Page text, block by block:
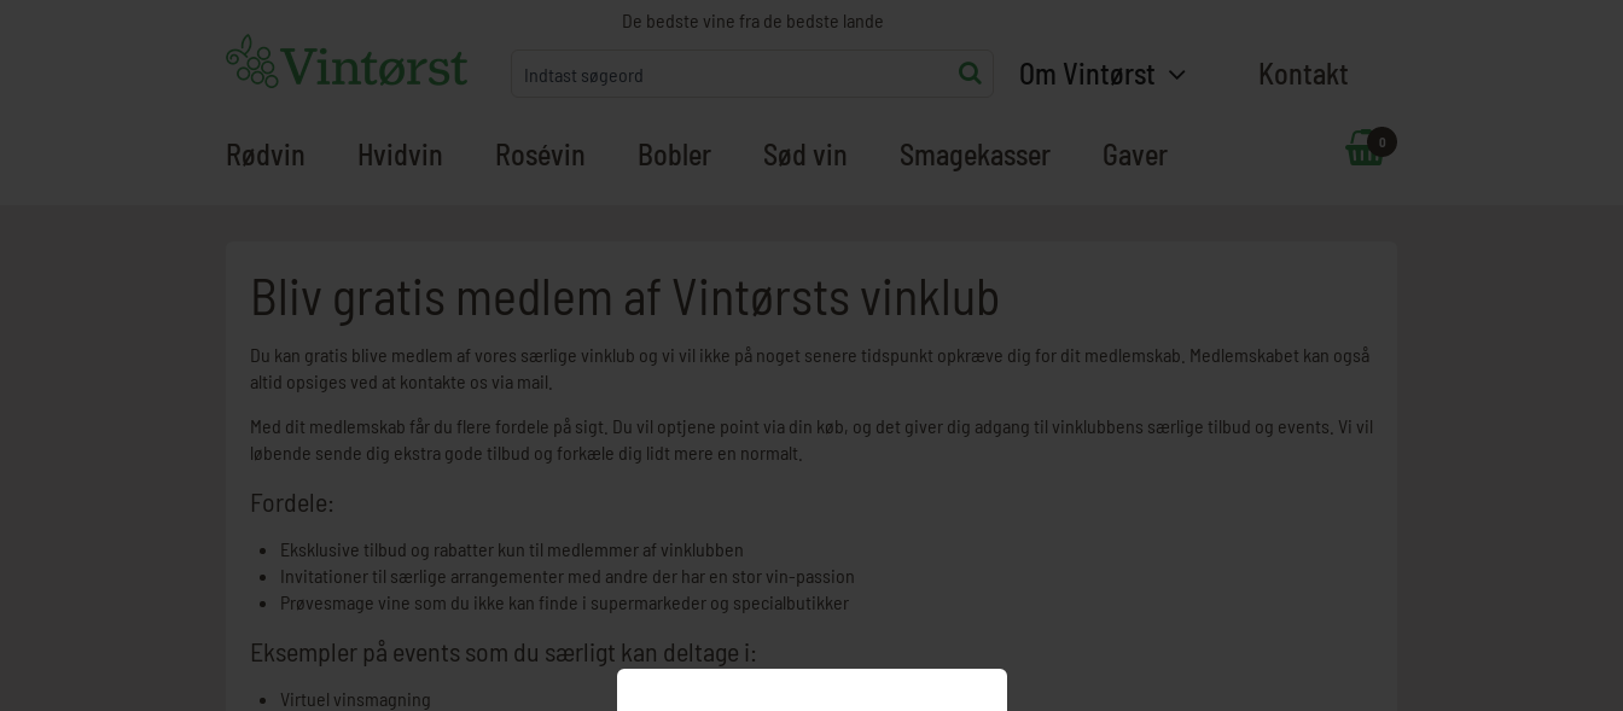
De bedste vine fra de bedste lande
Om Vintørst Kontakt
0
Rødvin Hvidvin Rosévin Bobler Sød vin Smagekasser Gaver
Bliv gratis medlem af Vintørsts vinklub
Du kan gratis blive medlem af vores særlige vinklub og vi vil ikke på noget senere tidspunkt opkræve dig for dit medlemskab. Medlemskabet kan også
altid opsiges ved at kontakte os via mail.
Med dit medlemskab får du flere fordele på sigt. Du vil optjene point via din køb, og det giver dig adgang til vinklubbens særlige tilbud og events. Vi vil
løbende sende dig ekstra gode tilbud og forkæle dig lidt mere en normalt.
Fordele:
Eksklusive tilbud og rabatter kun til medlemmer af vinklubben
Invitationer til særlige arrangementer med andre der har en stor vin-passion
Prøvesmage vine som du ikke kan finde i supermarkeder og specialbutikker
Eksempler på events som du særligt kan deltage i:
Virtuel vinsmagning